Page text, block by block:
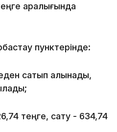
аралығында
пунктерінде:
сатып алынады,
теңге, сату - 634,74